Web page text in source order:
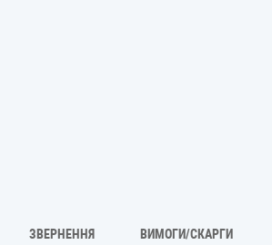
ЗВЕРНЕННЯ ВИМОГИ/СКАРГИ